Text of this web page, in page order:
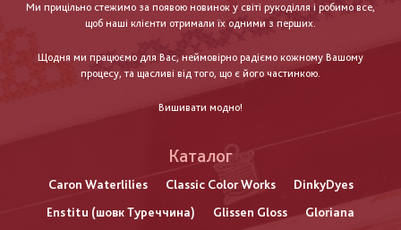
Ми прицільно стежимо за появою новинок у світі рукоділля і робимо все,
щоб наші клієнти отримали їх одними з перших.
Щодня ми працюємо для Вас, неймовірно радіємо кожному Вашому
процесу, та щасливі від того, що є його частинкою.
Вишивати модно!
Каталог
Caron Waterlilies Classic Color Works
DinkyDyes
Enstitu (шовк Туреччина)
Glissen Gloss
Gloriana